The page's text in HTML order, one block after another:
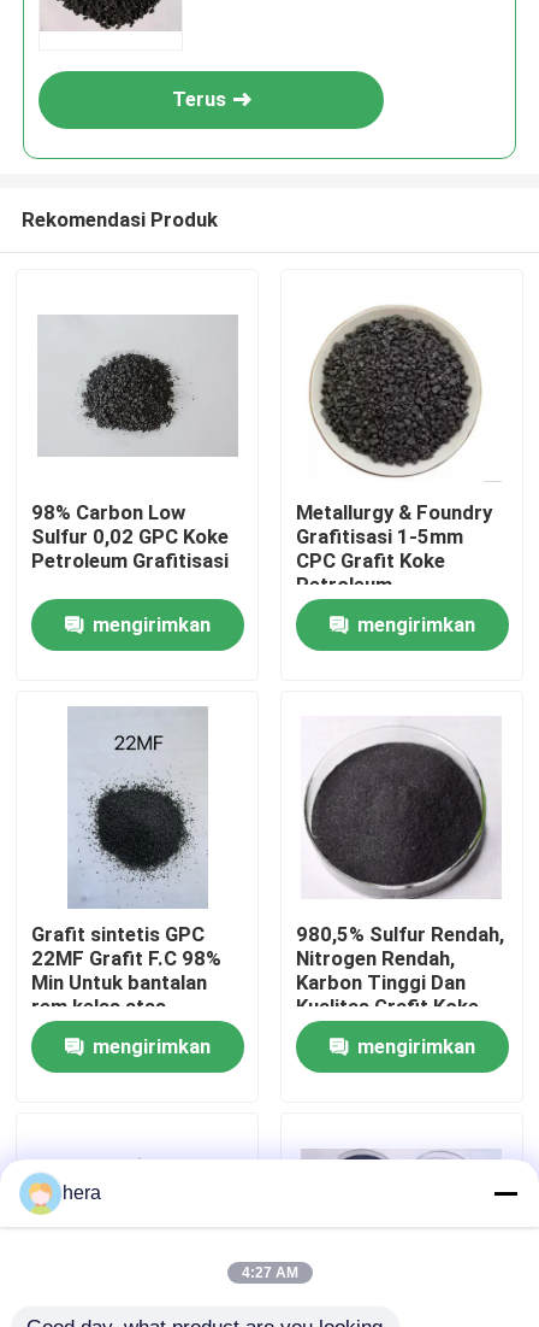
Rumah
Produk
Tentang kami
Tur Pabrik
Kontrol kualitas
Hubungi kami
kasus
Grafit Serpihan Alami
Terus
Rekomendasi Produk
98% Carbon Low
Sulfur 0,02 GPC Koke
Petroleum Grafitisasi
mengirimkan
Metallurgy & Foundry
Grafitisasi 1-5mm
CPC Grafit Koke
Petroleum
mengirimkan
Grafit sintetis GPC
22MF Grafit F.C 98%
Min Untuk bantalan
rem kelas atas
mengirimkan
980,5% Sulfur Rendah,
Nitrogen Rendah,
Karbon Tinggi Dan
Kualitas Grafit Koke
Petroleum
mengirimkan
hera
4:27 AM